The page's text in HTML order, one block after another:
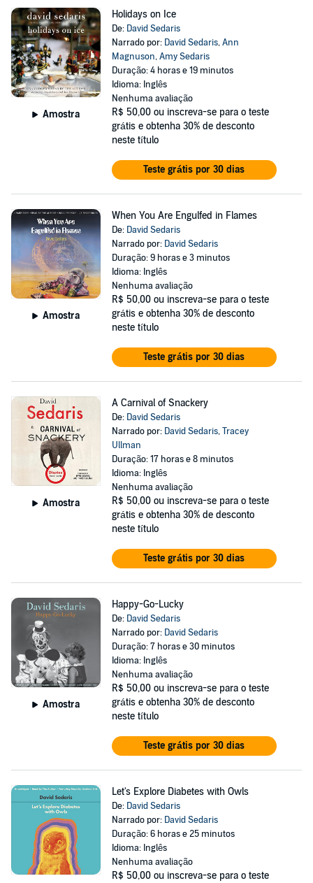
Amostra
Holidays on Ice
De: David Sedaris
Narrado por: David Sedaris,Ann
Magnuson,Amy Sedaris
Duração: 4 horas e 19 minutos
Idioma: Inglês
Nenhuma avaliação
R$ 50,00 ou inscreva-se para o teste
grátis e obtenha 30% de desconto
neste título
Teste grátis por 30 dias
Amostra
When You Are Engulfed in Flames
De: David Sedaris
Narrado por: David Sedaris
Duração: 9 horas e 3 minutos
Idioma: Inglês
Nenhuma avaliação
R$ 50,00 ou inscreva-se para o teste
grátis e obtenha 30% de desconto
neste título
Teste grátis por 30 dias
Amostra
A Carnival of Snackery
De: David Sedaris
Narrado por: David Sedaris,Tracey
Ullman
Duração: 17 horas e 8 minutos
Idioma: Inglês
Nenhuma avaliação
R$ 50,00 ou inscreva-se para o teste
grátis e obtenha 30% de desconto
neste título
Teste grátis por 30 dias
Amostra
Happy-Go-Lucky
De: David Sedaris
Narrado por: David Sedaris
Duração: 7 horas e 30 minutos
Idioma: Inglês
Nenhuma avaliação
R$ 50,00 ou inscreva-se para o teste
grátis e obtenha 30% de desconto
neste título
Teste grátis por 30 dias
Let's Explore Diabetes with Owls
De: David Sedaris
Narrado por: David Sedaris
Duração: 6 horas e 25 minutos
Idioma: Inglês
Nenhuma avaliação
R$ 50,00 ou inscreva-se para o teste